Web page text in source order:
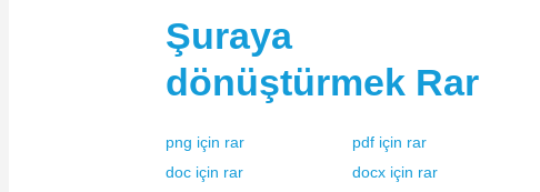
Şuraya
dönüştürmek Rar
png için rar pdf için rar
doc için rar docx için rar